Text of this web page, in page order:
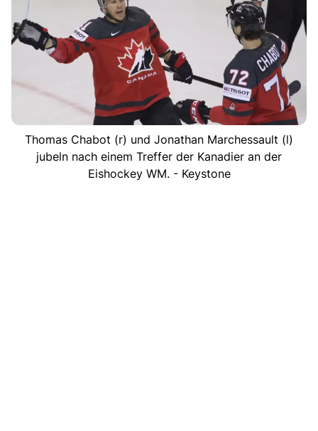
Thomas Chabot (r) und Jonathan Marchessault (l)
jubeln nach einem Treffer der Kanadier an der
Eishockey WM. - Keystone